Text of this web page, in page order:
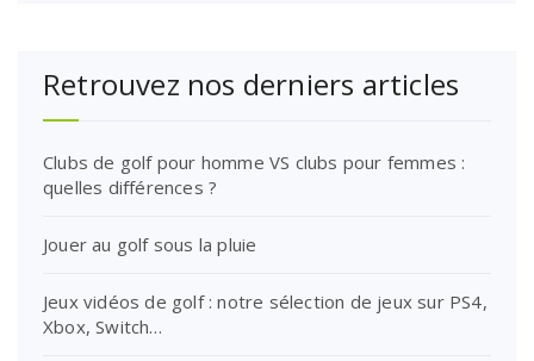
Retrouvez nos derniers articles
Clubs de golf pour homme VS clubs pour femmes :
quelles différences ?
Jouer au golf sous la pluie
Jeux vidéos de golf : notre sélection de jeux sur PS4,
Xbox, Switch…